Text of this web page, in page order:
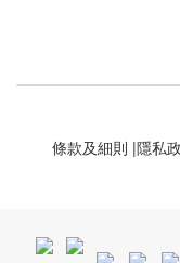
條款及細則 |隱私